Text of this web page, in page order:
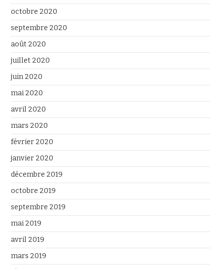
octobre 2020
septembre 2020
août 2020
juillet 2020
juin 2020
mai 2020
avril 2020
mars 2020
février 2020
janvier 2020
décembre 2019
octobre 2019
septembre 2019
mai 2019
avril 2019
mars 2019